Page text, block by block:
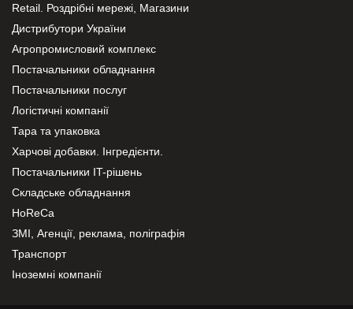
Retail. Роздрібні мережі, Магазини
Дистрибутори України
Агропромисловий комплекс
Постачальники обладнання
Постачальники послуг
Логістичні компанії
Тара та упаковка
Харчові добавки. Інгредієнти.
Постачальники IT-рішень
Складське обладнання
HoReCa
ЗМІ, Агенції, реклама, поліграфія
Транспорт
Іноземні компанії